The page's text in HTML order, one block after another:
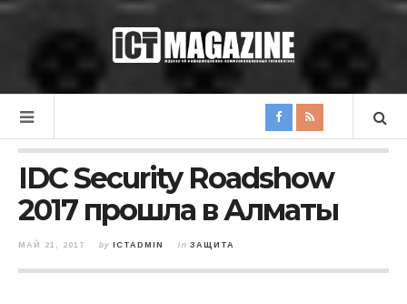
IDC Security Roadshow
2017 прошла в Алматы
МАЙ 21, 2017 by ICTADMIN in ЗАЩИТА